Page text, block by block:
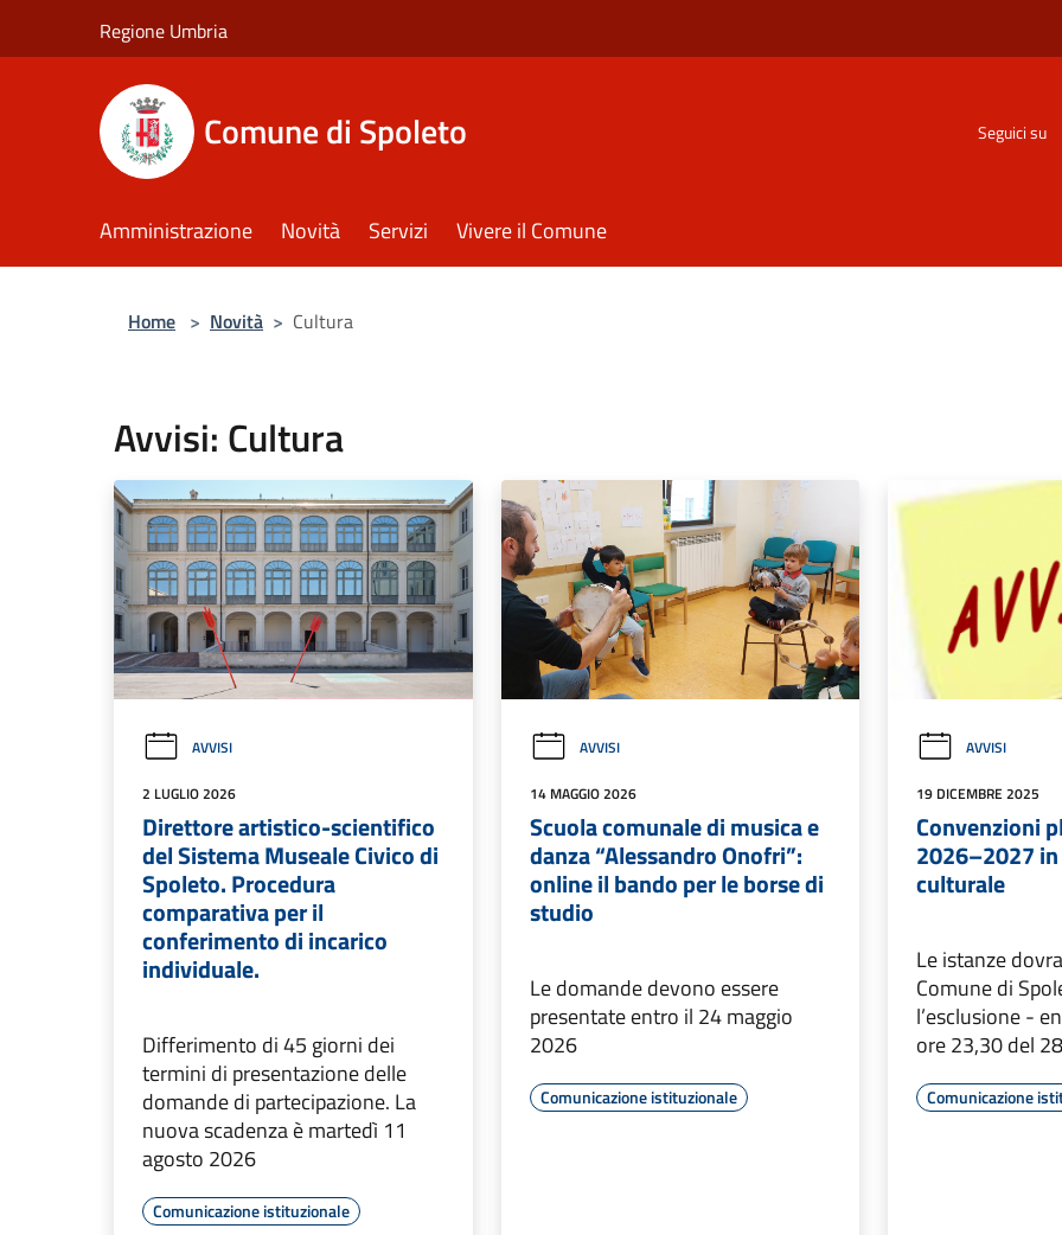
Regione Umbria
Comune di Spoleto Seguici su
Amministrazione Novità Servizi Vivere il Comune
Home > Novità > Cultura
Avvisi: Cultura
AVVISI
2 LUGLIO 2026
Direttore artistico-scientifico
del Sistema Museale Civico di
Spoleto. Procedura
comparativa per il
conferimento di incarico
individuale.
Differimento di 45 giorni dei
termini di presentazione delle
domande di partecipazione. La
nuova scadenza è martedì 11
agosto 2026
Comunicazione istituzionale
AVVISI
14 MAGGIO 2026
Scuola comunale di musica e
danza “Alessandro Onofri”:
online il bando per le borse di
studio
Le domande devono essere
presentate entro il 24 maggio
2026
Comunicazione istituzionale
AVVISI
19 DICEMBRE 2025
Convenzioni
2026–2027
culturale
Le istanze
Comune di
l’esclusione -
ore 23,30 del
Comunicazione